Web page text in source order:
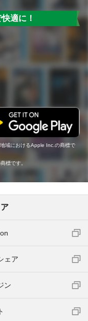
適に！
域におけるApple Inc.の商標で
標です。
ェア
ン